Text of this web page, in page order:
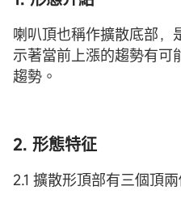
喇叭頂也稱作擴散底部，
示著當前上漲的趨勢有可
趨勢。
2. 形態特征
2.1 擴散形頂部有三個頂兩